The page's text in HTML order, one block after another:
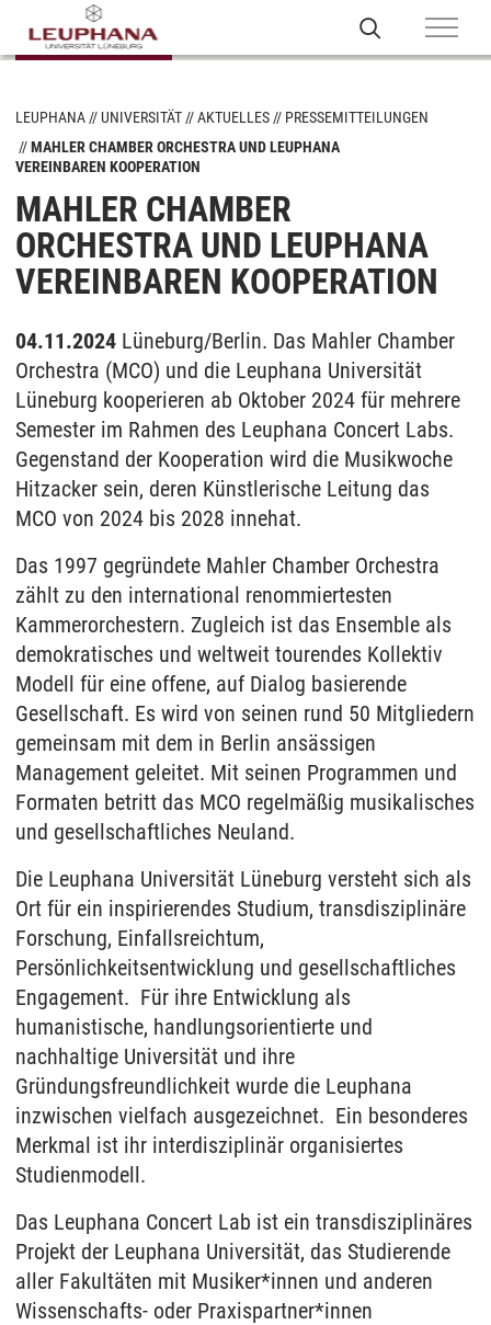
LEUPHANA UNIVERSITÄT AKTUELLES
PRESSEMITTEILUNGEN
MAHLER CHAMBER ORCHESTRA UND LEUPHANA
VEREINBAREN KOOPERATION
MAHLER CHAMBER
ORCHESTRA UND LEUPHANA
VEREINBAREN KOOPERATION
04.11.2024 Lüneburg/Berlin. Das Mahler Chamber
Orchestra (MCO) und die Leuphana Universität
Lüneburg kooperieren ab Oktober 2024 für mehrere
Semester im Rahmen des Leuphana Concert Labs.
Gegenstand der Kooperation wird die Musikwoche
Hitzacker sein, deren Künstlerische Leitung das
MCO von 2024 bis 2028 innehat.
Das 1997 gegründete Mahler Chamber Orchestra
zählt zu den international renommiertesten
Kammerorchestern. Zugleich ist das Ensemble als
demokratisches und weltweit tourendes Kollektiv
Modell für eine offene, auf Dialog basierende
Gesellschaft. Es wird von seinen rund 50 Mitgliedern
gemeinsam mit dem in Berlin ansässigen
Management geleitet. Mit seinen Programmen und
Formaten betritt das MCO regelmäßig musikalisches
und gesellschaftliches Neuland.
Die Leuphana Universität Lüneburg versteht sich als
Ort für ein inspirierendes Studium, transdisziplinäre
Forschung, Einfallsreichtum,
Persönlichkeitsentwicklung und gesellschaftliches
Engagement. Für ihre Entwicklung als
humanistische, handlungsorientierte und
nachhaltige Universität und ihre
Gründungsfreundlichkeit wurde die Leuphana
inzwischen vielfach ausgezeichnet. Ein besonderes
Merkmal ist ihr interdisziplinär organisiertes
Studienmodell.
Das Leuphana Concert Lab ist ein transdisziplinäres
Projekt der Leuphana Universität, das Studierende
aller Fakultäten mit Musiker*innen und anderen
Wissenschafts- oder Praxispartner*innen